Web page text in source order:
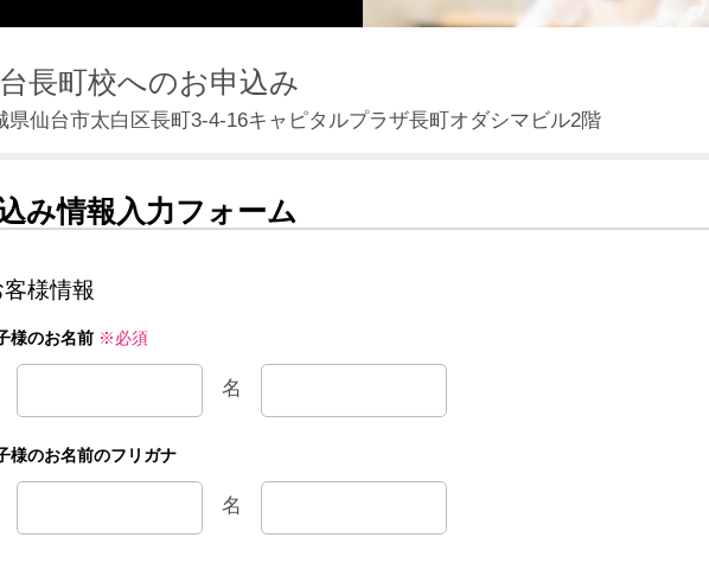
長町校へのお申込み
県仙台市太白区長町3-4-16キャピタルプラザ長町オダシマビル2階
み情報入力フォーム
客様情報
様のお名前 ※必須
名
様のお名前のフリガナ
名